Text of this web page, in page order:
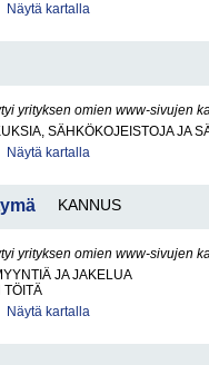
Näytä kartalla
yrityksen omien www-sivujen
SÄHKÖKOJEISTOJA JA
Näytä kartalla
KANNUS
yrityksen omien www-sivujen
JA JAKELUA
TÖITÄ
Näytä kartalla